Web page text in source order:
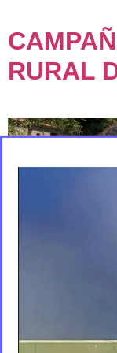
RURAL
En Anónimo
concurso público
de la Xunta de